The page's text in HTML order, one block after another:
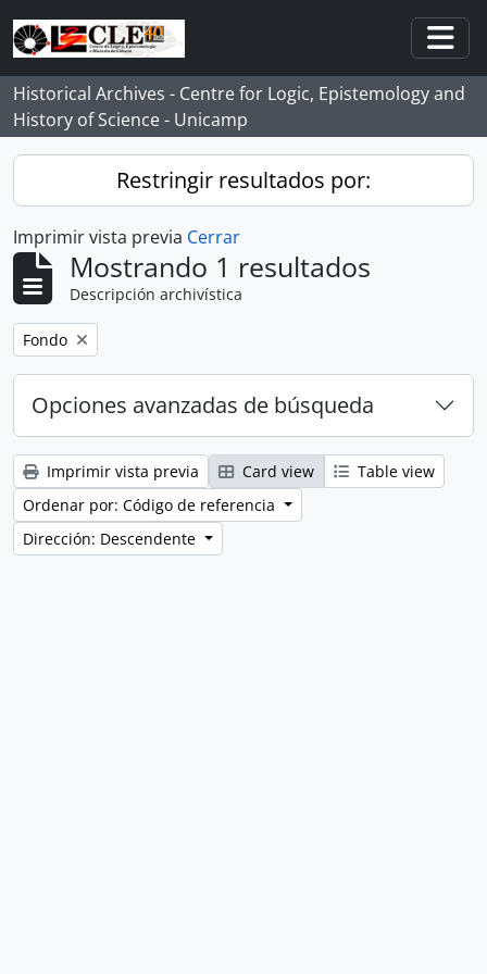
Skip to main content
Historical Archives - Centre for Logic, Epistemology and
History of Science - Unicamp
Restringir resultados por:
Imprimir vista previa Cerrar
Mostrando 1 resultados
Descripción archivística
Remove filter:
Fondo
Opciones avanzadas de búsqueda
Imprimir vista previa Card view
Table view
Ordenar por: Código de referencia
Dirección: Descendente